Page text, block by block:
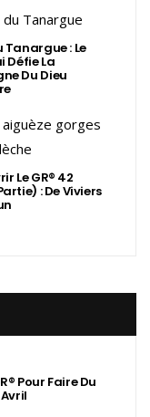
Tanargue : Le
Défie La
Du Dieu
Le GR® 42
: De Viviers
Pour Faire Du